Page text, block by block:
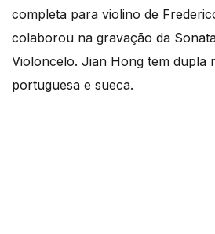
completa para violino de
colaborou na gravação da
Violoncelo. Jian Hong tem dupla
portuguesa e sueca.